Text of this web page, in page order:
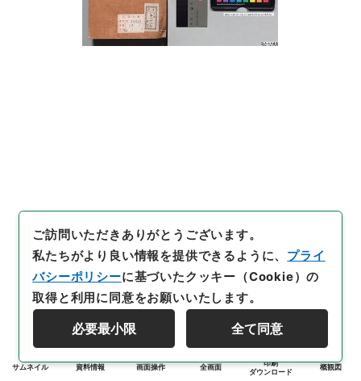
サムネイル 資料情報 画面操作 全画面
印刷
ダウンロード
概観図
ご訪問いただきありがとうございます。
私たちがより良い情報を提供できるように、 プライ
バシーポリシーに基づいたクッキー（Cookie）の
取得と利用に同意をお願いいたします。
必要最小限 全て同意